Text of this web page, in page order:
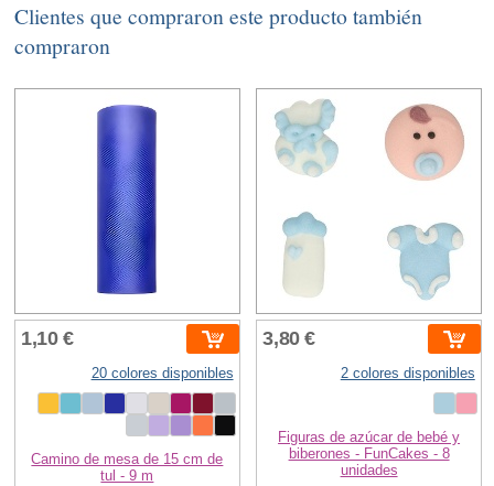
Clientes que compraron este producto también
compraron
1,10 €
20 colores disponibles
Camino de mesa de 15 cm de
tul - 9 m
3,80 €
2 colores disponibles
Figuras de azúcar de bebé y
biberones - FunCakes - 8
unidades